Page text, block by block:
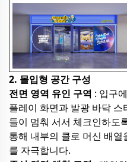
2. 몰입형 공간 구성
전면 영역 유인 구역 : 입구
플레이 화면과 발광 바닥
들이 멈춰 서서 체크인하도
통해 내부의 클로 머신 배
를 자극합니다.